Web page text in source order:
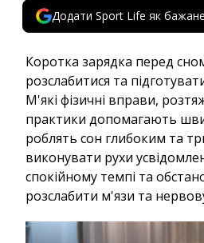
Додати Sport Life як
Коротка зарядка перед
розслабитися та
М'які фізичні вправи,
практики допомагають
роблять сон глибоким та
виконувати рухи
спокійному темпі та
розслабити м'язи та